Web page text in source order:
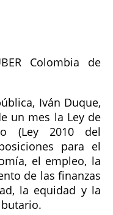
Iván Duque,
un mes la Ley de
(Ley 2010 del
para el
el empleo, la
de las finanzas
la equidad y la